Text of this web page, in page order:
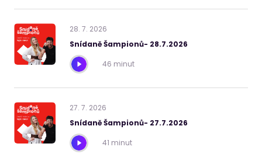
28. 7. 2026
Snídaně Šampionů- 28.7.2026
46 minut
27. 7. 2026
Snídaně Šampionů- 27.7.2026
41 minut